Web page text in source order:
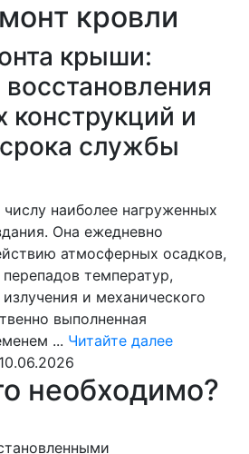
кровли
крыши:
конструкций и
службы
наиболее нагруженных
Она ежедневно
атмосферных осадков,
температур,
и механического
выполненная
... Читайте далееЧитайте
10.06.2026
необходимо?